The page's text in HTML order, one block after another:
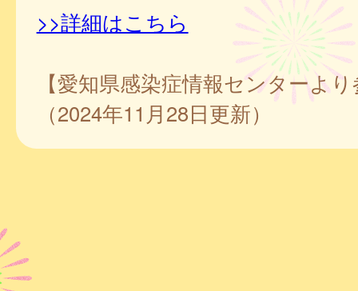
>>詳細はこちら
【愛知県感染症情報センターよ
（2024年11月28日更新）